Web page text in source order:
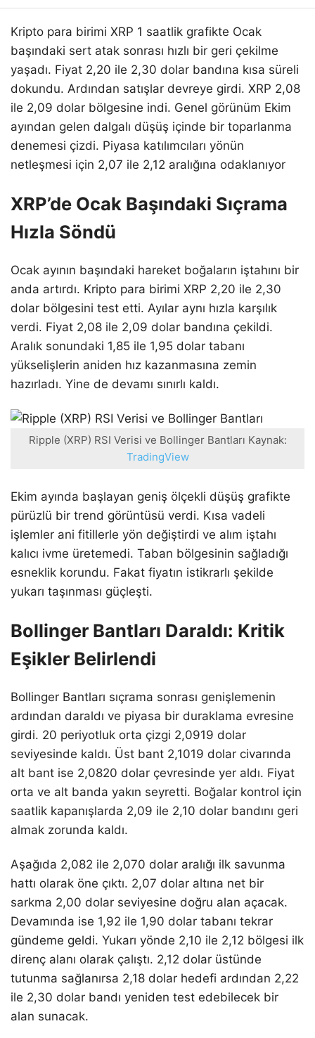
Kripto para birimi XRP 1 saatlik grafikte Ocak
başındaki sert atak sonrası hızlı bir geri çekilme
yaşadı. Fiyat 2,20 ile 2,30 dolar bandına kısa süreli
dokundu. Ardından satışlar devreye girdi. XRP 2,08
ile 2,09 dolar bölgesine indi. Genel görünüm Ekim
ayından gelen dalgalı düşüş içinde bir toparlanma
denemesi çizdi. Piyasa katılımcıları yönün
netleşmesi için 2,07 ile 2,12 aralığına odaklanıyor
XRP’de Ocak Başındaki Sıçrama
Hızla Söndü
Ocak ayının başındaki hareket boğaların iştahını bir
anda artırdı. Kripto para birimi XRP 2,20 ile 2,30
dolar bölgesini test etti. Ayılar aynı hızla karşılık
verdi. Fiyat 2,08 ile 2,09 dolar bandına çekildi.
Aralık sonundaki 1,85 ile 1,95 dolar tabanı
yükselişlerin aniden hız kazanmasına zemin
hazırladı. Yine de devamı sınırlı kaldı.
Ripple (XRP) RSI Verisi ve Bollinger Bantları Kaynak:
TradingView
Ekim ayında başlayan geniş ölçekli düşüş grafikte
pürüzlü bir trend görüntüsü verdi. Kısa vadeli
işlemler ani fitillerle yön değiştirdi ve alım iştahı
kalıcı ivme üretemedi. Taban bölgesinin sağladığı
esneklik korundu. Fakat fiyatın istikrarlı şekilde
yukarı taşınması güçleşti.
Bollinger Bantları Daraldı: Kritik
Eşikler Belirlendi
Bollinger Bantları sıçrama sonrası genişlemenin
ardından daraldı ve piyasa bir duraklama evresine
girdi. 20 periyotluk orta çizgi 2,0919 dolar
seviyesinde kaldı. Üst bant 2,1019 dolar civarında
alt bant ise 2,0820 dolar çevresinde yer aldı. Fiyat
orta ve alt banda yakın seyretti. Boğalar kontrol için
saatlik kapanışlarda 2,09 ile 2,10 dolar bandını geri
almak zorunda kaldı.
Aşağıda 2,082 ile 2,070 dolar aralığı ilk savunma
hattı olarak öne çıktı. 2,07 dolar altına net bir
sarkma 2,00 dolar seviyesine doğru alan açacak.
Devamında ise 1,92 ile 1,90 dolar tabanı tekrar
gündeme geldi. Yukarı yönde 2,10 ile 2,12 bölgesi ilk
direnç alanı olarak çalıştı. 2,12 dolar üstünde
tutunma sağlanırsa 2,18 dolar hedefi ardından 2,22
ile 2,30 dolar bandı yeniden test edebilecek bir
alan sunacak.